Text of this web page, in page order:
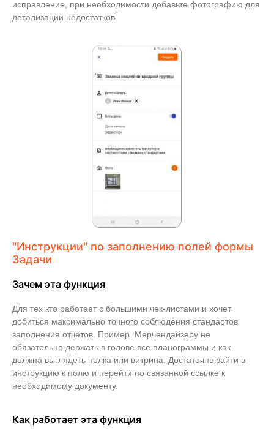
исправление, при необходимости добавьте фотографию для
детализации недостатков.
"Инструкции" по заполнению полей формы
Задачи
Зачем эта функция
Для тех кто работает с большими чек-листами и хочет
добиться максимально точного соблюдения стандартов
заполнения отчетов. Пример. Мерчендайзеру не
обязательно держать в голове все планограммы и как
должна выглядеть полка или витрина. Достаточно зайти в
инструкцию к полю и перейти по связанной ссылке к
необходимому документу.
Как работает эта функция